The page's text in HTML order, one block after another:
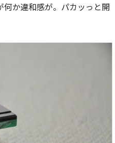
か違和感が。パカッっと開